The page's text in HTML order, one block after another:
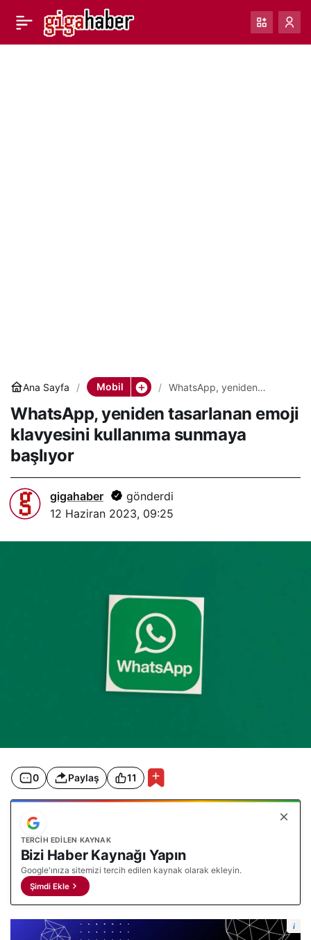
Ana Sayfa Mobil
WhatsApp, yeniden
kullanıma sunmaya başlıyor
WhatsApp, yeniden tasarlanan emoji
klavyesini kullanıma sunmaya
başlıyor
gigahaber
gönderdi
12 Haziran 2023, 09:25
0 Paylaş 11
TERCIH EDILEN KAYNAK
Bizi Haber Kaynağı Yapın
Google'ınıza sitemizi tercih edilen kaynak olarak ekleyin.
Şimdi Ekle
i
WhatsApp, iPhone’da Paylaş